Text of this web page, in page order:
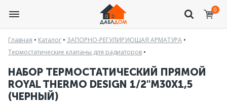
0
Главная • Каталог • ЗАПОРНО-РЕГУЛИРУЮЩАЯ АРМАТУРА •
Термостатические клапаны для радиаторов •
НАБОР ТЕРМОСТАТИЧЕСКИЙ ПРЯМОЙ
ROYAL THERMO DESIGN 1/2"М30Х1,5
(ЧЕРНЫЙ)